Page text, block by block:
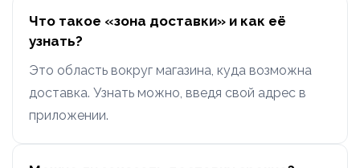
Что такое «зона доставки» и как её
узнать?
Это область вокруг магазина, куда возможна
доставка. Узнать можно, введя свой адрес в
приложении.